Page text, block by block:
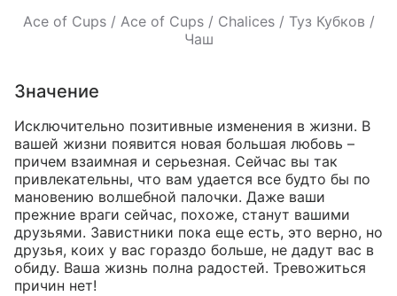
Ace of Cups / Ace of Cups / Chalices / Туз Кубков /
Чаш
Значение
Исключительно позитивные изменения в жизни. В
вашей жизни появится новая большая любовь –
причем взаимная и серьезная. Сейчас вы так
привлекательны, что вам удается все будто бы по
мановению волшебной палочки. Даже ваши
прежние враги сейчас, похоже, станут вашими
друзьями. Завистники пока еще есть, это верно, но
друзья, коих у вас гораздо больше, не дадут вас в
обиду. Ваша жизнь полна радостей. Тревожиться
причин нет!